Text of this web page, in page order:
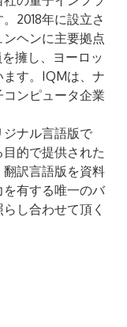
2018年に設立さ
ヘンに主要拠点
擁し、ヨーロッ
す。IQMは、ナ
ンピュータ企業
ナル言語版で
的で提供された
訳言語版を資料
有する唯一のバ
し合わせて頂く